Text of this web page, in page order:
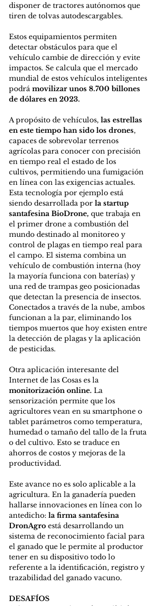
disponer de tractores autónomos que
tiren de tolvas autodescargables.
Estos equipamientos permiten
detectar obstáculos para que el
vehículo cambie de dirección y evite
impactos. Se calcula que el mercado
mundial de estos vehículos inteligentes
podrá movilizar unos 8.700 billones
de dólares en 2023.
A propósito de vehículos, las estrellas
en este tiempo han sido los drones,
capaces de sobrevolar terrenos
agrícolas para conocer con precisión
en tiempo real el estado de los
cultivos, permitiendo una fumigación
en línea con las exigencias actuales.
Esta tecnología por ejemplo está
siendo desarrollada por la startup
santafesina BioDrone, que trabaja en
el primer drone a combustión del
mundo destinado al monitoreo y
control de plagas en tiempo real para
el campo. El sistema combina un
vehículo de combustión interna (hoy
la mayoría funciona con baterías) y
una red de trampas geo posicionadas
que detectan la presencia de insectos.
Conectados a través de la nube, ambos
funcionan a la par, eliminando los
tiempos muertos que hoy existen entre
la detección de plagas y la aplicación
de pesticidas.
Otra aplicación interesante del
Internet de las Cosas es la
monitorización online. La
sensorización permite que los
agricultores vean en su smartphone o
tablet parámetros como temperatura,
humedad o tamaño del tallo de la fruta
o del cultivo. Esto se traduce en
ahorros de costos y mejoras de la
productividad.
Este avance no es solo aplicable a la
agricultura. En la ganadería pueden
hallarse innovaciones en línea con lo
antedicho: la firma santafesina
DronAgro está desarrollando un
sistema de reconocimiento facial para
el ganado que le permite al productor
tener en su dispositivo todo lo
referente a la identificación, registro y
trazabilidad del ganado vacuno.
DESAFÍOS